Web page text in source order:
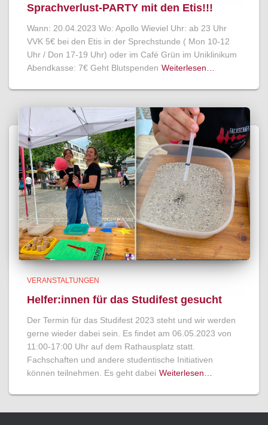
Sprachverlust-PARTY mit den Etis!!!
Wann: 20.04.2023 Wo: Apollo Wieviel Uhr: ab 23 Uhr
VVK 5€ bei den Etis in der Sprechstunde ( Mon 10-12
Uhr / Don 17-19 Uhr) oder im Café Grün im Uniklinikum
Abendkasse: 7€ Geht Blutspenden Weiterlesen…
VERANSTALTUNGEN
Helfer:innen für das Studifest gesucht
Der Termin für das Studifest 2023 steht und wir werden
gerne wieder dabei sein. Es findet am 06.05.2023 von
11:00-17:00 Uhr auf dem Rathausplatz statt.
Fachschaften und andere studentische Initiativen
können teilnehmen. Es geht dabei Weiterlesen…